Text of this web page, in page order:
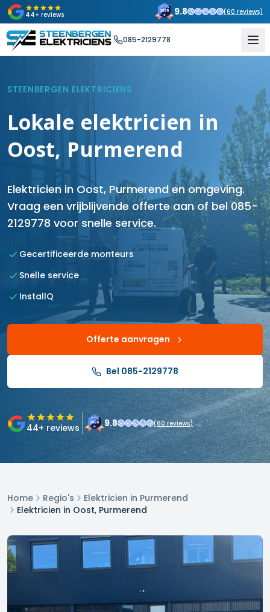
44+ reviews 9.8 (60 reviews)
085-2129778
STEENBERGEN ELEKTRICIENS
Lokale elektricien in
Oost, Purmerend
Elektricien in Oost, Purmerend en omgeving.
Vraag een vrijblijvende offerte aan of bel 085-
2129778 voor snelle service.
Gecertificeerde monteurs
Snelle service
InstallQ
Offerte aanvragen
Bel 085-2129778
44+ reviews 9.8 (60reviews)
Home Regio's
Elektricien in Purmerend
Elektricien in Oost, Purmerend